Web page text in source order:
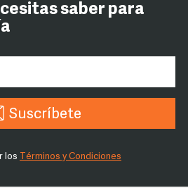
saber para
Suscríbete
los Términos y Condiciones